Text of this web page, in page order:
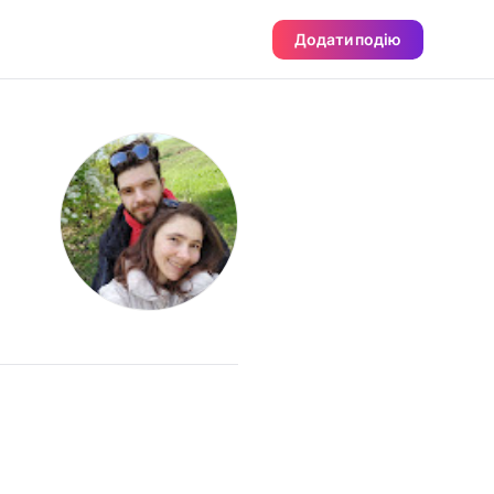
Додати подію